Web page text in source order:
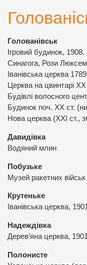
Голованівськ
Ігровий будинок,
Синагога, Рози
Іванівська церква 1789
Церква на цвинтарі ХХ
Будівлі волосного
Будинок поч. ХХ ст.
Нова церква (ХХІ ст.,
Давидівка
Водяний млин
Побузьке
Музей ракетних військ
Крутеньке
Іванівська церква,
Надеждівка
Дерев’яна церква, 1901
Полонисте